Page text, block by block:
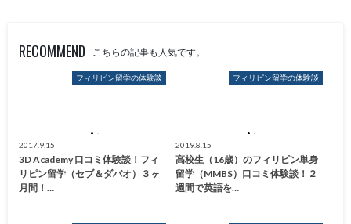
RECOMMEND こちらの記事も人気です。
フィリピン留学の体験談
2017.9.15
3D Academy 口コミ体験談！フィ
リピン留学（セブ＆ダバオ）３ヶ
月間！…
フィリピン留学の体験談
2019.8.15
高校生（16歳）のフィリピン単身
留学（MMBS）口コミ体験談！２
週間で英語を…